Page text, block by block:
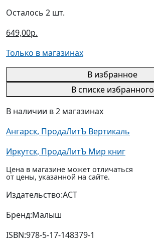
Осталось 2 шт.
649,00р.
Только в магазинах
В избранное
В списке избранного
В наличии в 2 магазинах
Ангарск, ПродаЛитЪ Вертикаль
Иркутск, ПродаЛитЪ Мир книг
Цена в магазине может отличаться
от цены, указанной на сайте.
Издательство:АСТ
Бренд:Малыш
ISBN:978-5-17-148379-1